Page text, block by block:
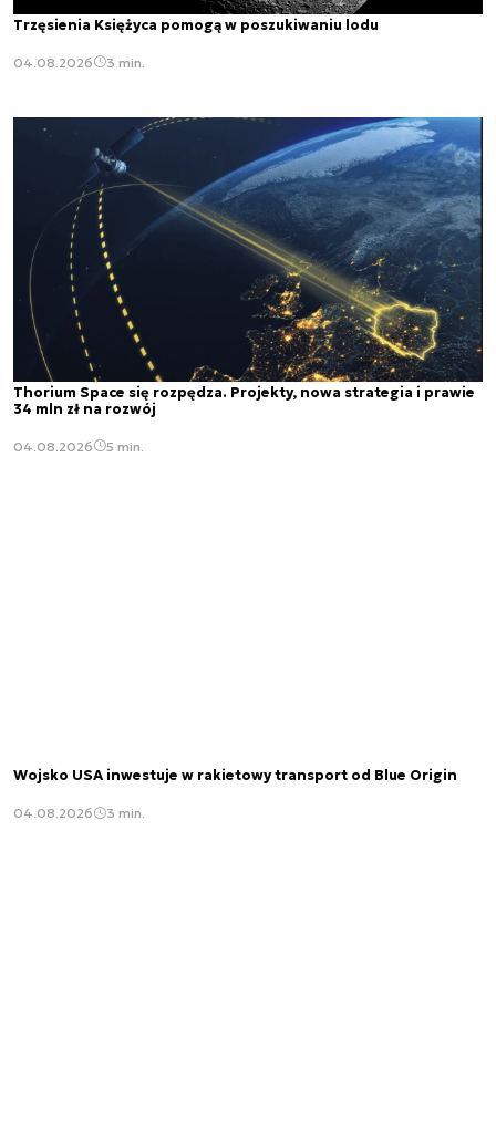
Trzęsienia Księżyca pomogą w poszukiwaniu lodu
04.08.2026 3 min.
Thorium Space się rozpędza. Projekty, nowa strategia i prawie
34 mln zł na rozwój
04.08.2026 5 min.
Wojsko USA inwestuje w rakietowy transport od Blue Origin
04.08.2026 3 min.